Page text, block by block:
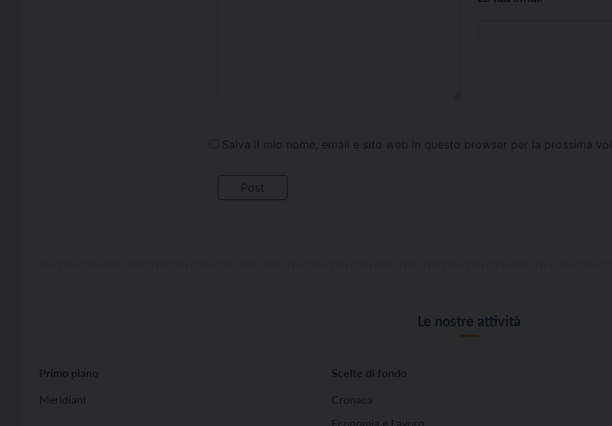
Salva il mio nome, email e sito web in questo browser per la prossima
Le nostre attività
Primo piano
Meridiani
Scelte di fondo
Cronaca
Economia e Lavoro